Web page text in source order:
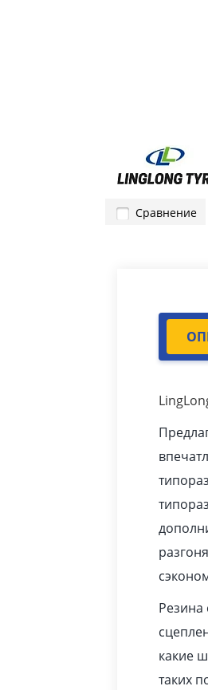
Сравнение
Резина
какие
таких